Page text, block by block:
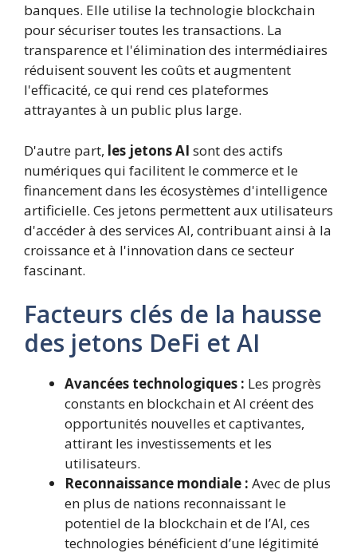
banques. Elle utilise la technologie blockchain
pour sécuriser toutes les transactions. La
transparence et l'élimination des intermédiaires
réduisent souvent les coûts et augmentent
l'efficacité, ce qui rend ces plateformes
attrayantes à un public plus large.
D'autre part, les jetons AI sont des actifs
numériques qui facilitent le commerce et le
financement dans les écosystèmes d'intelligence
artificielle. Ces jetons permettent aux utilisateurs
d'accéder à des services AI, contribuant ainsi à la
croissance et à l'innovation dans ce secteur
fascinant.
Facteurs clés de la hausse
des jetons DeFi et AI
Avancées technologiques : Les progrès
constants en blockchain et AI créent des
opportunités nouvelles et captivantes,
attirant les investissements et les
utilisateurs.
Reconnaissance mondiale : Avec de plus
en plus de nations reconnaissant le
potentiel de la blockchain et de l’AI, ces
technologies bénéficient d’une légitimité